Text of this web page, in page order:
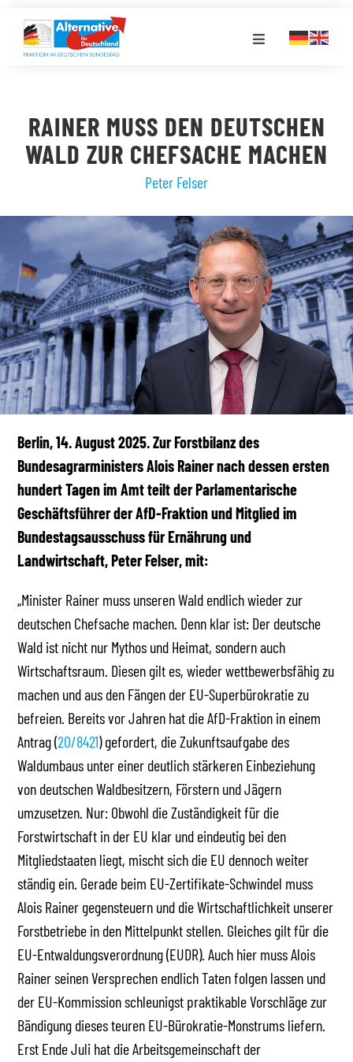
Inhalt
springen
Toggle
LANDESGRUPPEN
PRESSE
STELLENPORTAL
MEDIATHEK
RAINER MUSS DEN DEUTSCHEN
WALD ZUR CHEFSACHE MACHEN
Peter Felser
Berlin, 14. August 2025. Zur Forstbilanz des
Bundesagrarministers Alois Rainer nach dessen ersten
hundert Tagen im Amt teilt der Parlamentarische
Geschäftsführer der AfD-Fraktion und Mitglied im
Bundestagsausschuss für Ernährung und
Landwirtschaft, Peter Felser, mit:
„Minister Rainer muss unseren Wald endlich wieder zur
deutschen Chefsache machen. Denn klar ist: Der deutsche
Wald ist nicht nur Mythos und Heimat, sondern auch
Wirtschaftsraum. Diesen gilt es, wieder wettbewerbsfähig zu
machen und aus den Fängen der EU-Superbürokratie zu
befreien. Bereits vor Jahren hat die AfD-Fraktion in einem
Antrag (20/8421) gefordert, die Zukunftsaufgabe des
Waldumbaus unter einer deutlich stärkeren Einbeziehung
von deutschen Waldbesitzern, Förstern und Jägern
umzusetzen. Nur: Obwohl die Zuständigkeit für die
Forstwirtschaft in der EU klar und eindeutig bei den
Mitgliedstaaten liegt, mischt sich die EU dennoch weiter
ständig ein. Gerade beim EU-Zertifikate-Schwindel muss
Alois Rainer gegensteuern und die Wirtschaftlichkeit unserer
Forstbetriebe in den Mittelpunkt stellen. Gleiches gilt für die
EU-Entwaldungsverordnung (EUDR). Auch hier muss Alois
Rainer seinen Versprechen endlich Taten folgen lassen und
der EU-Kommission schleunigst praktikable Vorschläge zur
Bändigung dieses teuren EU-Bürokratie-Monstrums liefern.
Erst Ende Juli hat die Arbeitsgemeinschaft der